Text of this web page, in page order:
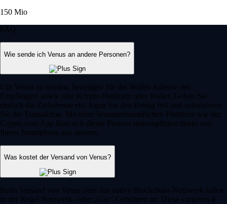
150 Mio
FAQ
Wie sende ich Venus an andere Personen?
Um Venus zu senden, benötigen Sie die Wallet-Adresse des
Empfängers sowie eine Krypto-Plattform oder Wallet. Geben Sie
einfach die Zieladresse ein, legen Sie den Betrag fest und autorisieren
Sie die Transaktion. Mit einer benutzerfreundlichen Plattform wie der
Crypto.com App lässt sich dieser Prozess unkompliziert direkt von
Ihrem Smartphone aus steuern.
Was kostet der Versand von Venus?
Beim Versand von Venus über das native Blockchain-Netzwerk fallen
in der Regel Netzwerk- oder „Gas“-Gebühren an. Diese variieren je